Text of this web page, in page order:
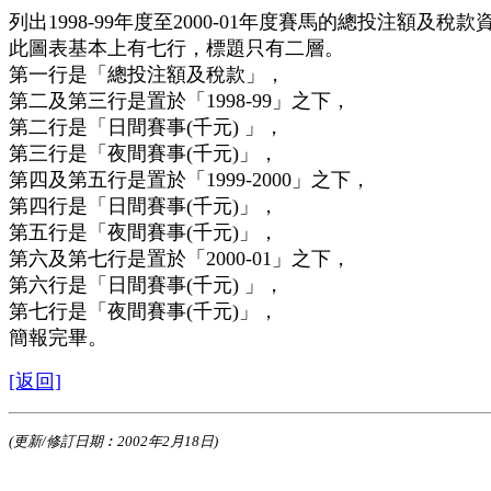
列出1998-99年度至2000-01年度賽馬的總投注額及稅款
此圖表基本上有七行，標題只有二層。
第一行是「總投注額及稅款」，
第二及第三行是置於「1998-99」之下，
第二行是「日間賽事(千元) 」，
第三行是「夜間賽事(千元)」，
第四及第五行是置於「1999-2000」之下，
第四行是「日間賽事(千元)」，
第五行是「夜間賽事(千元)」，
第六及第七行是置於「2000-01」之下，
第六行是「日間賽事(千元) 」，
第七行是「夜間賽事(千元)」，
簡報完畢。
[返回]
(更新/修訂日期︰2002年2月18日)